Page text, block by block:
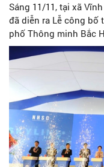
Sáng 11/11, tại xã
đã diễn ra Lễ công bố
phố Thông minh Bắc
tính chất thay đổi